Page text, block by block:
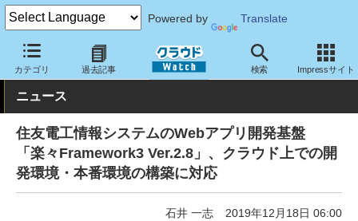
Powered by Translate
カテゴリ 過去記事 検索 Impressサイト
クラウド Watch サービス・ソフト ソフトウェア 開発関連
ニュース
住友電工情報システムのWebアプリ開発基盤
「楽々Framework3 Ver.2.8」、クラウド上での開
発環境・本番環境の構築に対応
石井 一志 2019年12月18日 06:00